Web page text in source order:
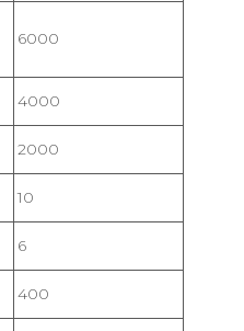
6000
4000
2000
10
6
400